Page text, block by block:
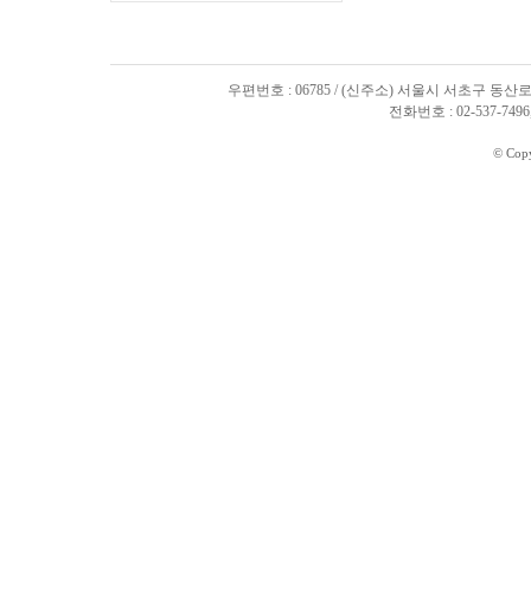
우편번호 : 06785 / (신주소) 서울시 서초구 동산
전화번호 : 02-537-
©